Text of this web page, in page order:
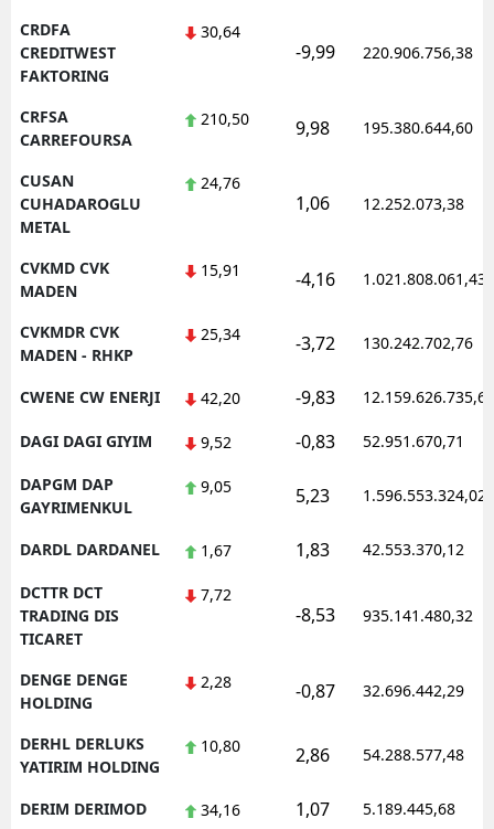
CRDFA
CREDITWEST
FAKTORING
30,64
-9,99 220.906.756,38
CRFSA
CARREFOURSA
210,50 9,98 195.380.644,60
CUSAN
CUHADAROGLU
METAL
24,76
1,06 12.252.073,38
CVKMD CVK
MADEN
15,91 -4,16 1.021.808.061,43
CVKMDR CVK
MADEN - RHKP
25,34 -3,72 130.242.702,76
CWENE CW ENERJI 42,20 -9,83 12.159.626.735,62
DAGI DAGI GIYIM 9,52 -0,83 52.951.670,71
DAPGM DAP
GAYRIMENKUL
9,05 5,23 1.596.553.324,02
DARDL DARDANEL 1,67 1,83 42.553.370,12
DCTTR DCT
TRADING DIS
TICARET
7,72
-8,53 935.141.480,32
DENGE DENGE
HOLDING
2,28 -0,87 32.696.442,29
DERHL DERLUKS
YATIRIM HOLDING
10,80 2,86 54.288.577,48
DERIM DERIMOD 34,16 1,07 5.189.445,68